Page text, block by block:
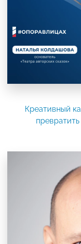
Креативный